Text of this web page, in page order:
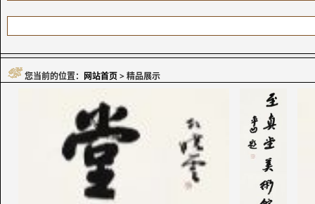
您当前的位置： 网站首页> 精品展示